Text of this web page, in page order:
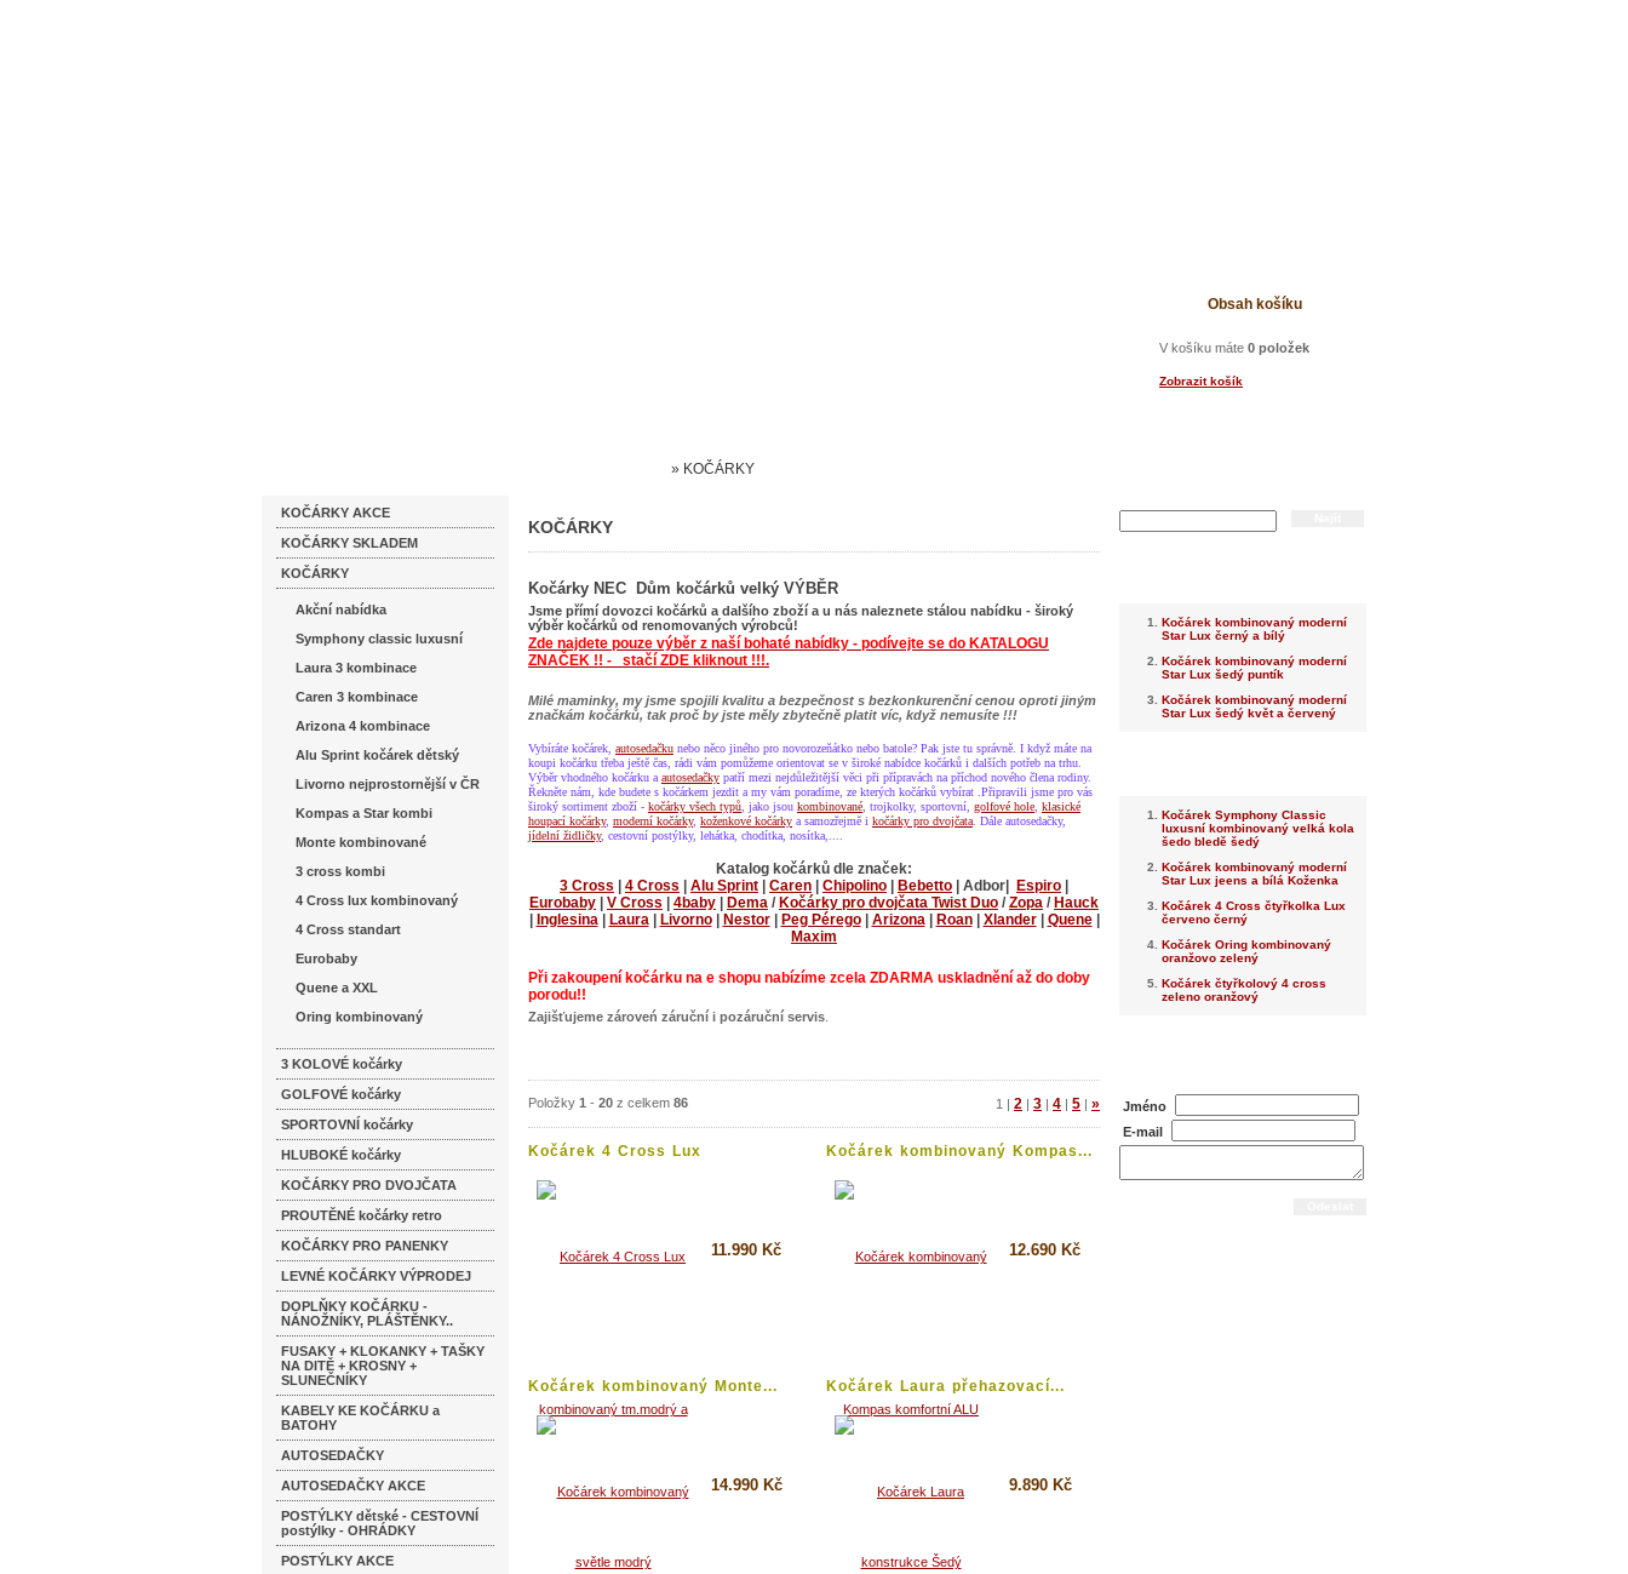
Obsah košíku
V košíku máte 0 položek
Zobrazit košík
KOČÁRKY AKCE
KOČÁRKY SKLADEM
KOČÁRKY
Akční nabídka
Symphony classic luxusní
Laura 3 kombinace
Caren 3 kombinace
Arizona 4 kombinace
Alu Sprint kočárek dětský
Livorno nejprostornější v ČR
Kompas a Star kombi
Monte kombinované
3 cross kombi
4 Cross lux kombinovaný
4 Cross standart
Eurobaby
Quene a XXL
Oring kombinovaný
3 KOLOVÉ kočárky
GOLFOVÉ kočárky
SPORTOVNÍ kočárky
HLUBOKÉ kočárky
KOČÁRKY PRO DVOJČATA
PROUTĚNÉ kočárky retro
KOČÁRKY PRO PANENKY
LEVNÉ KOČÁRKY VÝPRODEJ
DOPLŇKY KOČÁRKU -
NÁNOŽNÍKY, PLÁŠTĚNKY..
FUSAKY + KLOKANKY + TAŠKY
NA DITĚ + KROSNY +
SLUNEČNÍKY
KABELY KE KOČÁRKU a
BATOHY
AUTOSEDAČKY
AUTOSEDAČKY AKCE
POSTÝLKY dětské - CESTOVNÍ
postýlky - OHRÁDKY
POSTÝLKY AKCE
» KOČÁRKY
KOČÁRKY
Kočárky NEC Dům kočárků velký VÝBĚR
Jsme přímí dovozci kočárků a dalšího zboží a u nás naleznete stálou nabídku - široký
výběr kočárků od renomovaných výrobců!
Zde najdete pouze výběr z naší bohaté nabídky - podívejte se do KATALOGU
ZNAČEK !! - stačí ZDE kliknout !!!.
Milé maminky, my jsme spojili kvalitu a bezpečnost s bezkonkurenční cenou oproti jiným
značkám kočárků, tak proč by jste měly zbytečně platit víc, když nemusíte !!!
Vybíráte kočárek, autosedačku nebo něco jiného pro novorozeňátko nebo batole? Pak jste tu správně. I když máte na
koupi kočárku třeba ještě čas, rádi vám pomůžeme orientovat se v široké nabídce kočárků i dalších potřeb na trhu.
Výběr vhodného kočárku a autosedačky patří mezi nejdůležitější věci při přípravách na příchod nového člena rodiny.
Řekněte nám, kde budete s kočárkem jezdit a my vám poradíme, ze kterých kočárků vybírat .Připravili jsme pro vás
široký sortiment zboží - kočárky všech typů , jako jsou kombinované , trojkolky, sportovní, golfové hole klasické
houpací kočárky, moderní kočárky, koženkové kočárky a samozřejmě i kočárky pro dvojčata . Dále autosedačky,
jídelní židličky, cestovní postýlky, lehátka, chodítka, nosítka,....
Katalog kočárků dle značek:
3 Cross
4 Cross Alu Sprint Caren Chipolino Bebetto | Adbor| Espiro
Eurobaby
V Cross 4baby Dema / Kočárky pro dvojčata Twist Duo / Zopa / Hauck
Inglesina| Laura| Livorno| Nestor| Peg Pérego| Arizona| Roan| Xlander| Quene|
Maxim
Při zakoupení kočárku na e shopu nabízíme zcela ZDARMA uskladnění až do doby
porodu!!
Zajišťujeme zároveń záruční i pozáruční servis
Položky 1 - 20 z celkem 86 1 | 2 | 3 | 4 | 5 | »
Kočárek 4 Cross Lux
11.990 Kč
Kočárek kombinovaný Kompas...
12.690 Kč
Kočárek kombinovaný Monte...
14.990 Kč
Kočárek Laura přehazovací...
9.890 Kč
Kočárek kombinovaný moderní
Star Lux černý a bílý
Kočárek kombinovaný moderní
Star Lux šedý puntík
Kočárek kombinovaný moderní
Star Lux šedý květ a červený
Kočárek Symphony Classic
luxusní kombinovaný velká kola
šedo bledě šedý
Kočárek kombinovaný moderní
Star Lux jeens a bílá Koženka
Kočárek 4 Cross čtyřkolka Lux
červeno černý
Kočárek Oring kombinovaný
oranžovo zelený
Kočárek čtyřkolový 4 cross
zeleno oranžový
Jméno
E-mail